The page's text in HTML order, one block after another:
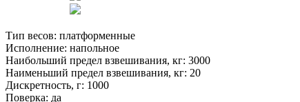
Тип весов: платформенные
Исполнение: напольное
Наибольший предел взвешивания, кг: 3000
Наименьший предел взвешивания, кг: 20
Дискретность, г: 1000
Поверка: да